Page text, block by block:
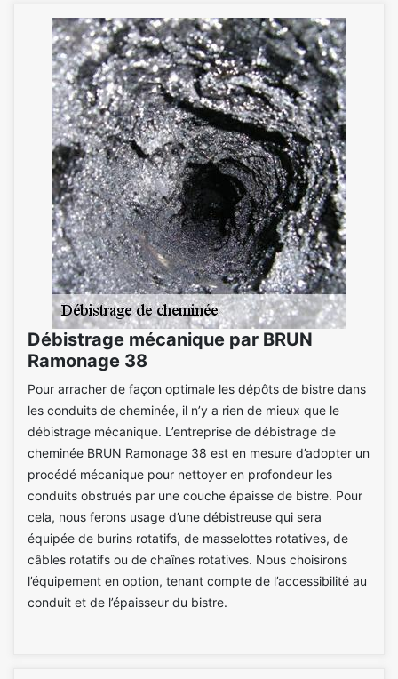
Débistrage mécanique par BRUN
Ramonage 38
Pour arracher de façon optimale les dépôts de bistre dans
les conduits de cheminée, il n’y a rien de mieux que le
débistrage mécanique. L’entreprise de débistrage de
cheminée BRUN Ramonage 38 est en mesure d’adopter un
procédé mécanique pour nettoyer en profondeur les
conduits obstrués par une couche épaisse de bistre. Pour
cela, nous ferons usage d’une débistreuse qui sera
équipée de burins rotatifs, de masselottes rotatives, de
câbles rotatifs ou de chaînes rotatives. Nous choisirons
l’équipement en option, tenant compte de l’accessibilité au
conduit et de l’épaisseur du bistre.